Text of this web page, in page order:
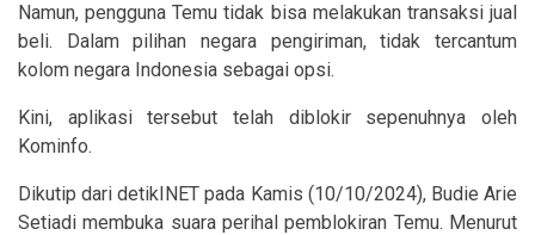
Namun, pengguna Temu tidak bisa melakukan transaksi jual
beli. Dalam pilihan negara pengiriman, tidak tercantum
kolom negara Indonesia sebagai opsi.
Kini, aplikasi tersebut telah diblokir sepenuhnya oleh
Kominfo.
Dikutip dari detikINET pada Kamis (10/10/2024), Budie Arie
Setiadi membuka suara perihal pemblokiran Temu. Menurut